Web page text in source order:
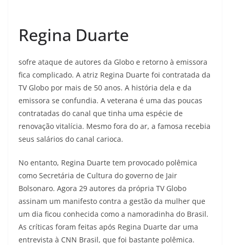
Regina Duarte
sofre ataque de autores da Globo e retorno à emissora
fica complicado. A atriz Regina Duarte foi contratada da
TV Globo por mais de 50 anos. A história dela e da
emissora se confundia. A veterana é uma das poucas
contratadas do canal que tinha uma espécie de
renovação vitalícia. Mesmo fora do ar, a famosa recebia
seus salários do canal carioca.
No entanto, Regina Duarte tem provocado polêmica
como Secretária de Cultura do governo de Jair
Bolsonaro. Agora 29 autores da própria TV Globo
assinam um manifesto contra a gestão da mulher que
um dia ficou conhecida como a namoradinha do Brasil.
As críticas foram feitas após Regina Duarte dar uma
entrevista à CNN Brasil, que foi bastante polêmica.